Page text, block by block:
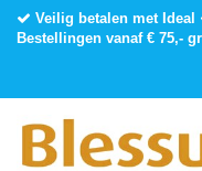
Veilig betalen met Ideal
Bestellingen vanaf € 75,-